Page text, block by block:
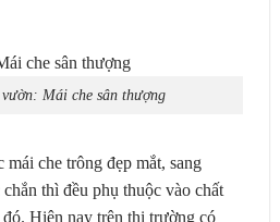
Mái che sân thượng
che trông đẹp mắt, sang
thì đều phụ thuộc vào chất
Hiện nay trên thị trường có